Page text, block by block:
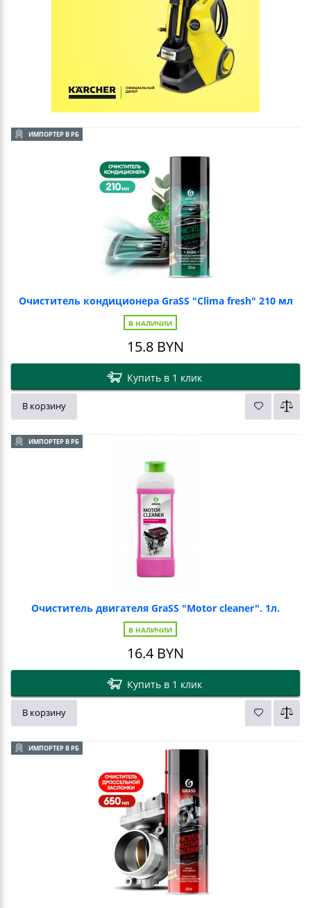
ИМПОРТЕР В РБ
Очиститель кондиционера GraSS "Clima fresh" 210 мл
В НАЛИЧИИ
15.8 BYN
Купить в 1 клик
В корзину
ИМПОРТЕР В РБ
Очиститель двигателя GraSS "Motor cleaner". 1л.
В НАЛИЧИИ
16.4 BYN
Купить в 1 клик
В корзину
ИМПОРТЕР В РБ